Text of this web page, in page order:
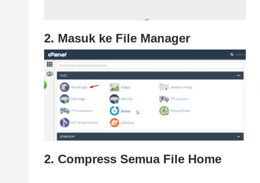
2. Masuk ke File Manager
2. Compress Semua File Home